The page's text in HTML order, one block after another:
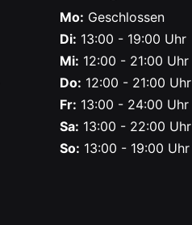
Mo: Geschlossen
Di: 13:00 - 19:00 Uhr
Mi: 12:00 - 21:00 Uhr
Do: 12:00 - 21:00 Uhr
Fr: 13:00 - 24:00 Uhr
Sa: 13:00 - 22:00 Uhr
So: 13:00 - 19:00 Uhr